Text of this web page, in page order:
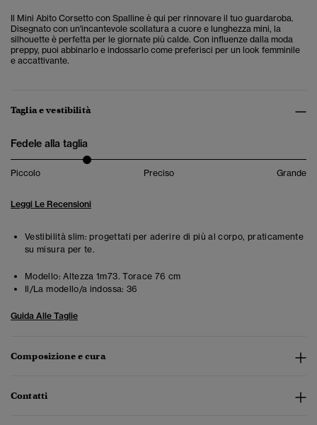
Il Mini Abito Corsetto con Spalline è qui per rinnovare il tuo guardaroba.
Disegnato con un'incantevole scollatura a cuore e lunghezza mini, la
silhouette è perfetta per le giornate più calde. Con influenze dalla moda
preppy, puoi abbinarlo e indossarlo come preferisci per un look femminile
e accattivante.
Taglia e vestibilità
Fedele alla taglia
Piccolo Preciso Grande
Leggi Le Recensioni
Vestibilità slim: progettati per aderire di più al corpo, praticamente
su misura per te.
Modello: Altezza 1m73. Torace 76 cm
Il/La modello/a indossa: 36
Guida Alle Taglie
Composizione e cura
Contatti